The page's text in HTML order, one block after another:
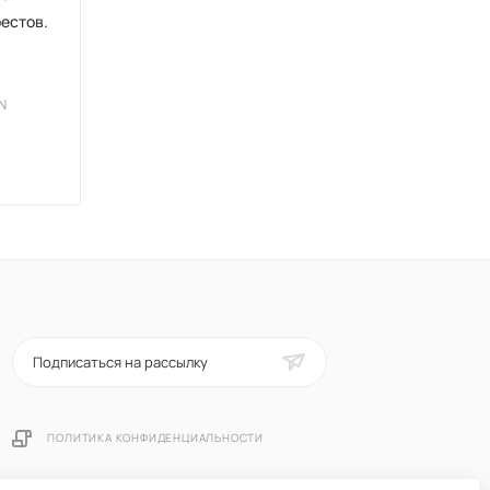
Подписаться на рассылку
ПОЛИТИКА КОНФИДЕНЦИАЛЬНОСТИ